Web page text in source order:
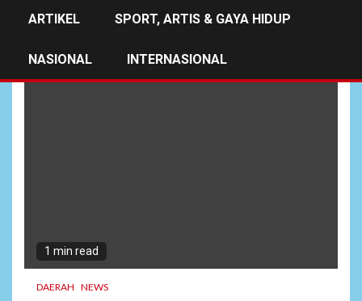
ARTIKEL SPORT, ARTIS & GAYA HIDUP
NASIONAL INTERNASIONAL
1 min read
DAERAH NEWS